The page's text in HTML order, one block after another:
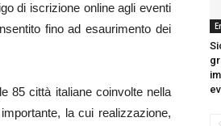
di iscrizione online agli eventi
fino ad esaurimento dei
85 città italiane coinvolte nella
la cui realizzazione,